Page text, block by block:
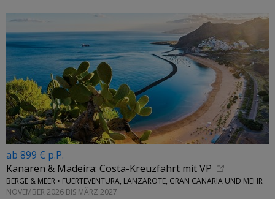
ab 899 € p.P.
Kanaren & Madeira: Costa-Kreuzfahrt mit VP
BERGE & MEER • FUERTEVENTURA, LANZAROTE, GRAN CANARIA UND MEHR
NOVEMBER 2026 BIS MÄRZ 2027